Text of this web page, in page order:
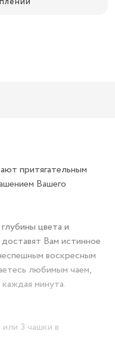
притягательным
Вашего
цвета и
Вам истинное
воскресным
любимым чаем,
минута.
3 чашки в